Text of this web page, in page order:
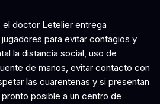
el doctor Letelier entrega
para evitar contagios y
la distancia social, uso de
de manos, evitar contacto con
las cuarentenas y si presentan
posible a un centro de